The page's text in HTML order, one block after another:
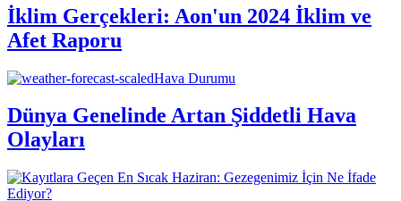
İklim Gerçekleri: Aon'un 2024 İklim ve
Afet Raporu
Hava Durumu
Dünya Genelinde Artan Şiddetli Hava
Olayları